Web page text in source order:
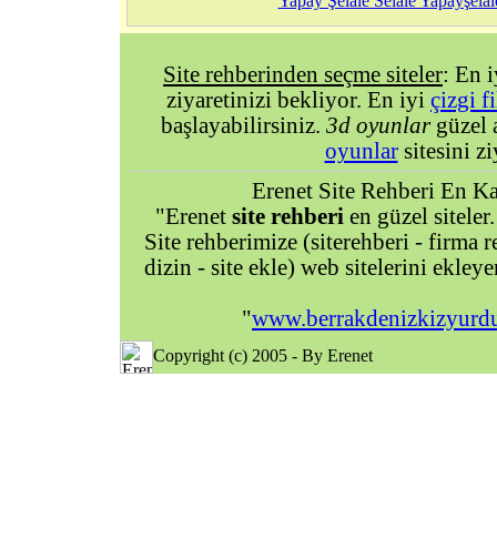
Site rehberinden seçme siteler: En
ziyaretinizi bekliyor. En iyi çizgi
başlayabilirsiniz. 3d oyunlargüzel
oyunlarsitesini
Erenet Site Rehberi En
"Erenet site rehberi en güzel
Site rehberimize (siterehberi - firma
dizin - site ekle) web sitelerini
"
Copyright (c) 2005 - By Erenet